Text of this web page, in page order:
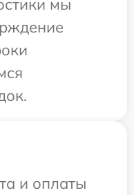
мы
и оплаты